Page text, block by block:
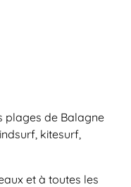
plages de Balagne
kitesurf,
et à toutes les